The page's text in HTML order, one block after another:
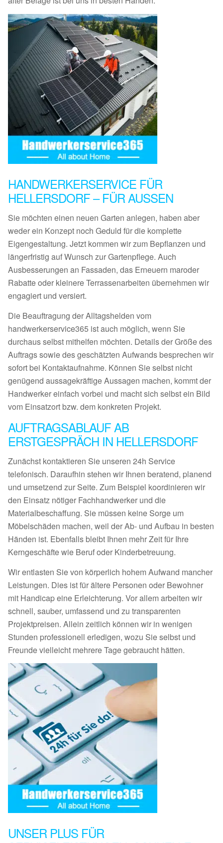
HANDWERKERSERVICE FÜR
HELLERSDORF – FÜR AUSSEN
Sie möchten einen neuen Garten anlegen, haben aber
weder ein Konzept noch Geduld für die komplette
Eigengestaltung. Jetzt kommen wir zum Bepflanzen und
längerfristig auf Wunsch zur Gartenpflege. Auch
Ausbesserungen an Fassaden, das Erneuern maroder
Rabatte oder kleinere Terrassenarbeiten übernehmen wir
engagiert und versiert.
Die Beauftragung der Alltagshelden vom
handwerkerservice365 ist auch möglich, wenn Sie
durchaus selbst mithelfen möchten. Details der Größe des
Auftrags sowie des geschätzten Aufwands besprechen wir
sofort bei Kontaktaufnahme. Können Sie selbst nicht
genügend aussagekräftige Aussagen machen, kommt der
Handwerker einfach vorbei und macht sich selbst ein Bild
vom Einsatzort bzw. dem konkreten Projekt.
AUFTRAGSABLAUF AB
ERSTGESPRÄCH IN HELLERSDORF
Zunächst kontaktieren Sie unseren 24h Service
telefonisch. Daraufhin stehen wir Ihnen beratend, planend
und umsetzend zur Seite. Zum Beispiel koordinieren wir
den Einsatz nötiger Fachhandwerker und die
Materialbeschaffung. Sie müssen keine Sorge um
Möbelschäden machen, weil der Ab- und Aufbau in besten
Händen ist. Ebenfalls bleibt Ihnen mehr Zeit für Ihre
Kerngeschäfte wie Beruf oder Kinderbetreuung.
Wir entlasten Sie von körperlich hohem Aufwand mancher
Leistungen. Dies ist für ältere Personen oder Bewohner
mit Handicap eine Erleichterung. Vor allem arbeiten wir
schnell, sauber, umfassend und zu transparenten
Projektpreisen. Allein zeitlich können wir in wenigen
Stunden professionell erledigen, wozu Sie selbst und
Freunde vielleicht mehrere Tage gebraucht hätten.
UNSER PLUS FÜR